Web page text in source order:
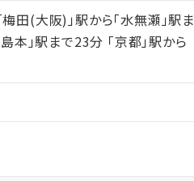
田(大阪)」駅から「水無瀬」駅ま
本」駅まで23分 「京都」駅から